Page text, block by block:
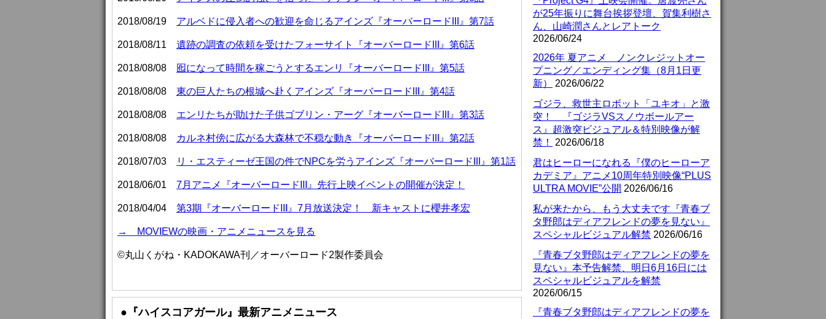
2018/08/19 アルベドに侵入者への歓迎を命じるアインズ『オーバーロードIII』第7話
2018/08/11 遺跡の調査の依頼を受けたフォーサイト『オーバーロードIII』第6話
2018/08/08 囮になって時間を稼ごうとするエンリ『オーバーロードIII』第5話
2018/08/08 東の巨人たちの根城へ赴くアインズ『オーバーロードIII』第4話
2018/08/08 エンリたちが助けた子供ゴブリン・アーグ『オーバーロードIII』第3話
2018/08/08 カルネ村傍に広がる大森林で不穏な動き『オーバーロードIII』第2話
2018/07/03 リ・エスティーゼ王国の件でNPCを労うアインズ『オーバーロードIII』第1話
2018/06/01 7月アニメ『オーバーロードIII』先行上映イベントの開催が決定！
2018/04/04 第3期『オーバーロードIII』7月放送決定！ 新キャストに櫻井孝宏
→ MOVIEWの映画・アニメニュースを見る
©丸山くがね・KADOKAWA刊／オーバーロード2製作委員会
●『ハイスコアガール』最新アニメニュース
が25年振りに舞台挨拶登壇、賀集利樹さ
ん、山崎潤さんとレアトーク
2026/06/24
2026年 夏アニメ ノンクレジットオー
プニング／エンディング集（8月1日更
新）
2026/06/22
ゴジラ、救世主ロボット「ユキオ」と激
突！ 『ゴジラVSスノウボールアー
ス』超激突ビジュアル＆特別映像が解
禁！
2026/06/18
君はヒーローになれる『僕のヒーローア
カデミア』アニメ10周年特別映像“PLUS
ULTRA MOVIE”公開 2026/06/16
私が来たから、もう大丈夫です『青春ブ
タ野郎はディアフレンドの夢を見ない』
スペシャルビジュアル解禁 2026/06/16
『青春ブタ野郎はディアフレンドの夢を
見ない』本予告解禁、明日6月16日には
スペシャルビジュアルを解禁
2026/06/15
『青春ブタ野郎はディアフレンドの夢を